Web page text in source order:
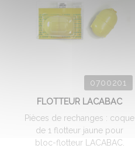
0700201
FLOTTEUR LACABAC
Pièces de rechanges : coque
de 1 flotteur jaune pour
bloc-flotteur LACABAC.